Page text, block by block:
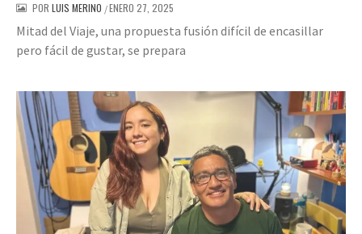
POR LUIS MERINO /ENERO 27, 2025
Mitad del Viaje, una propuesta fusión difícil de encasillar
pero fácil de gustar, se prepara